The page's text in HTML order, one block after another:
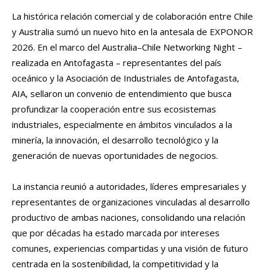
La histórica relación comercial y de colaboración entre Chile
y Australia sumó un nuevo hito en la antesala de EXPONOR
2026. En el marco del Australia–Chile Networking Night –
realizada en Antofagasta – representantes del país
oceánico y la Asociación de Industriales de Antofagasta,
AIA, sellaron un convenio de entendimiento que busca
profundizar la cooperación entre sus ecosistemas
industriales, especialmente en ámbitos vinculados a la
minería, la innovación, el desarrollo tecnológico y la
generación de nuevas oportunidades de negocios.
La instancia reunió a autoridades, líderes empresariales y
representantes de organizaciones vinculadas al desarrollo
productivo de ambas naciones, consolidando una relación
que por décadas ha estado marcada por intereses
comunes, experiencias compartidas y una visión de futuro
centrada en la sostenibilidad, la competitividad y la